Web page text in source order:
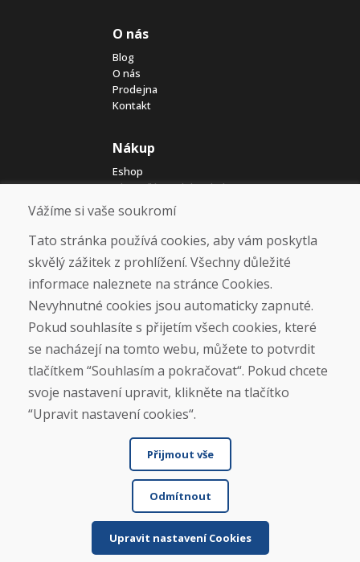
O nás
Blog
O nás
Prodejna
Kontakt
Nákup
Eshop
Jak posíláme elektrokola
Obchodní podmínky
Doprava
Platba
Vrácení a výměna zboží
Ochrana osobních údajů
Cookies
Sociální sítě
© DOMIVOSPORT 2026, všechna práva vyhrazena
Vážíme si vaše soukromí
Tato stránka používá cookies, aby vám poskytla
skvělý zážitek z prohlížení. Všechny důležité
informace naleznete na stránce Cookies.
Nevyhnutné cookies jsou automaticky zapnuté.
Pokud souhlasíte s přijetím všech cookies, které
se nacházejí na tomto webu, můžete to potvrdit
tlačítkem “Souhlasím a pokračovat“. Pokud chcete
svoje nastavení upravit, klikněte na tlačítko
“Upravit nastavení cookies“.
Přijmout vše
Odmítnout
Upravit nastavení Cookies